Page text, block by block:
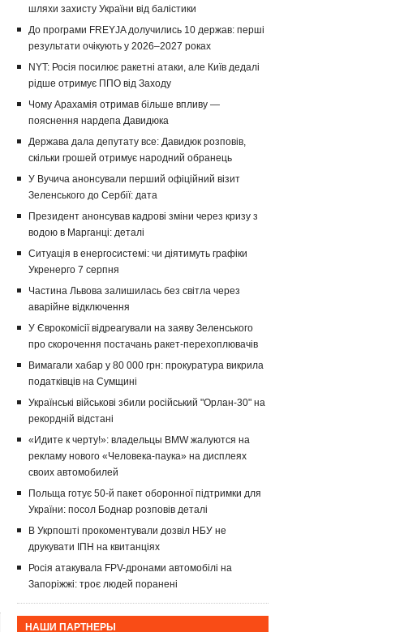
шляхи захисту України від балістики
До програми FREYJA долучились 10 держав: перші
результати очікують у 2026–2027 роках
NYT: Росія посилює ракетні атаки, але Київ дедалі
рідше отримує ППО від Заходу
Чому Арахамія отримав більше впливу —
пояснення нардепа Давидюка
Держава дала депутату все: Давидюк розповів,
скільки грошей отримує народний обранець
У Вучича анонсували перший офіційний візит
Зеленського до Сербії: дата
Президент анонсував кадрові зміни через кризу з
водою в Марганці: деталі
Ситуація в енергосистемі: чи діятимуть графіки
Укренерго 7 серпня
Частина Львова залишилась без світла через
аварійне відключення
У Єврокомісії відреагували на заяву Зеленського
про скорочення постачань ракет-перехоплювачів
Вимагали хабар у 80 000 грн: прокуратура викрила
податківців на Сумщині
Українські військові збили російський "Орлан-30" на
рекордній відстані
«Идите к черту!»: владельцы BMW жалуются на
рекламу нового «Человека-паука» на дисплеях
своих автомобилей
Польща готує 50-й пакет оборонної підтримки для
України: посол Боднар розповів деталі
В Укрпошті прокоментували дозвіл НБУ не
друкувати ІПН на квитанціях
Росія атакувала FPV-дронами автомобілі на
Запоріжжі: троє людей поранені
НАШИ ПАРТНЕРЫ